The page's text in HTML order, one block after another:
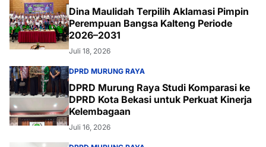
Dina Maulidah Terpilih Aklamasi Pimpin
Perempuan Bangsa Kalteng Periode
2026–2031
Juli 18, 2026
DPRD MURUNG RAYA
DPRD Murung Raya Studi Komparasi ke
DPRD Kota Bekasi untuk Perkuat Kinerja
Kelembagaan
Juli 16, 2026